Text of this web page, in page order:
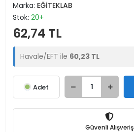
Marka: EĞİTEKLAB
Stok: 20+
62,74 TL
Havale/EFT ile 60,23 TL
Adet
Güvenli Alışveriş